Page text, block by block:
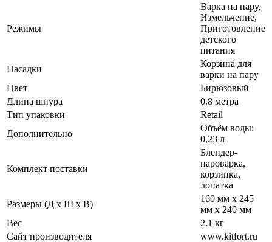
Режимы
Варка на пару,
Измельчение,
Приготовление
детского
питания
Насадки
Корзина для
варки на пару
Цвет
Бирюзовый
Длина шнура
0.8 метра
Тип упаковки
Retail
Дополнительно
Объём воды:
0,23 л
Комплект поставки
Блендер-
пароварка,
корзинка,
лопатка
Размеры (Д х Ш х В)
160 мм х 245
мм х 240 мм
Вес
2.1 кг
Сайт производителя
www.kitfort.ru